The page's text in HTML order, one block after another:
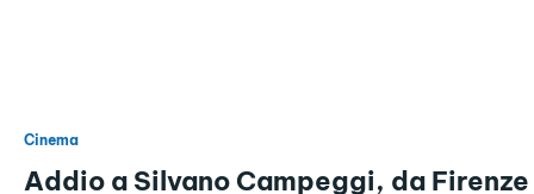
Cinema
Addio a Silvano Campeggi, da